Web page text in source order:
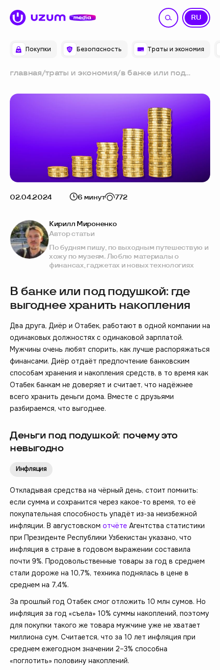
Покупки Безопасность Траты и экономия
RU
UZ
главная/траты и экономия/в банке или под
выгоднее хранить
накопления
02.04.2024 6 минут 772
В банке или под подушкой: где
выгоднее хранить накопления
Два друга, Диёр и Отабек, работают в одной компании на
одинаковых должностях с одинаковой зарплатой.
Мужчины очень любят спорить, как лучше распоряжаться
финансами. Диёр отдаёт предпочтение банковским
способам хранения и накопления средств, в то время как
Отабек банкам не доверяет и считает, что надёжнее
всего хранить деньги дома. Вместе с друзьями
разбираемся, что выгоднее.
Деньги под подушкой: почему это
невыгодно
Инфляция
Откладывая средства на чёрный день, стоит помнить:
если сумма и сохранится через какое-то время, то её
покупательная способность упадёт из-за неизбежной
инфляции. В августовском отчёте Агентства статистики
при Президенте Республики Узбекистан указано, что
инфляция в стране в годовом выражении составила
почти 9%. Продовольственные товары за год в среднем
стали дороже на 10,7%, техника поднялась в цене в
среднем на 7,4%.
За прошлый год Отабек смог отложить 10 млн сумов. Но
инфляция за год «съела» 10% суммы накоплений, поэтому
для покупки такого же товара мужчине уже не хватает
миллиона сум. Считается, что за 10 лет инфляция при
среднем ежегодном значении 2–3% способна
«поглотить» половину накоплений.
Кирилл Мироненко
Автор статьи
По будням пишу, по выходным путешествую и
хожу по музеям. Люблю материалы о
финансах, гаджетах и новых технологиях